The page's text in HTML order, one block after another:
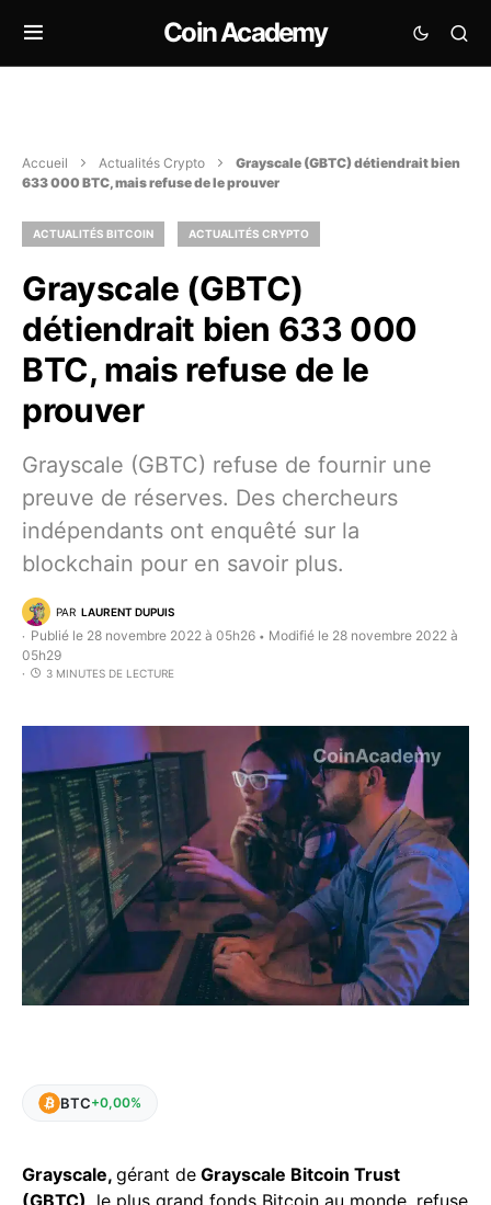
Coin Academy
Accueil Actualités Crypto
Grayscale (GBTC) détiendrait bien
633 000 BTC, mais refuse de le prouver
ACTUALITÉS BITCOIN ACTUALITÉS CRYPTO
Grayscale (GBTC)
détiendrait bien 633 000
BTC, mais refuse de le
prouver
Grayscale (GBTC) refuse de fournir une
preuve de réserves. Des chercheurs
indépendants ont enquêté sur la
blockchain pour en savoir plus.
PAR LAURENT DUPUIS
Publié le 28 novembre 2022 à 05h26 • Modifié le 28 novembre 2022 à
05h29
3 MINUTES DE LECTURE
BTC+0,00%
Grayscale, gérant de Grayscale Bitcoin Trust
(GBTC), le plus grand fonds Bitcoin au monde, refuse